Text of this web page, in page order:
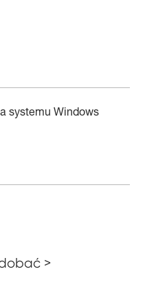
systemu Windows
>